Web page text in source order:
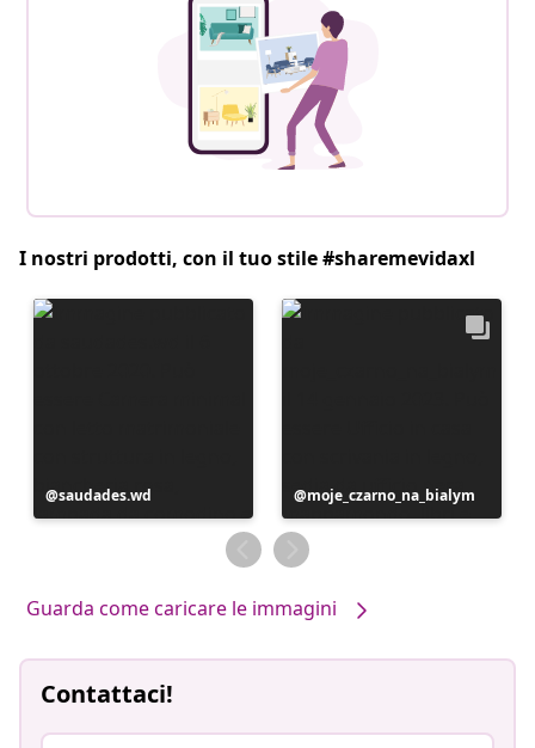
I nostri prodotti, con il tuo stile #sharemevidaxl
Post
pubblicato
saudades.wd
Post
pubblicato
da
moje_czarno_na_bialym
Guarda come caricare le immagini
Contattaci!